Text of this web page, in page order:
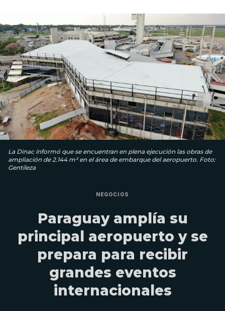
La Dinac informó que se encuentran en plena ejecución las obras de
ampliación de 2.144 m² en el área de embarque del aeropuerto. Foto:
Gentileza
NEGOCIOS
Paraguay amplía su
principal aeropuerto y se
prepara para recibir
grandes eventos
internacionales